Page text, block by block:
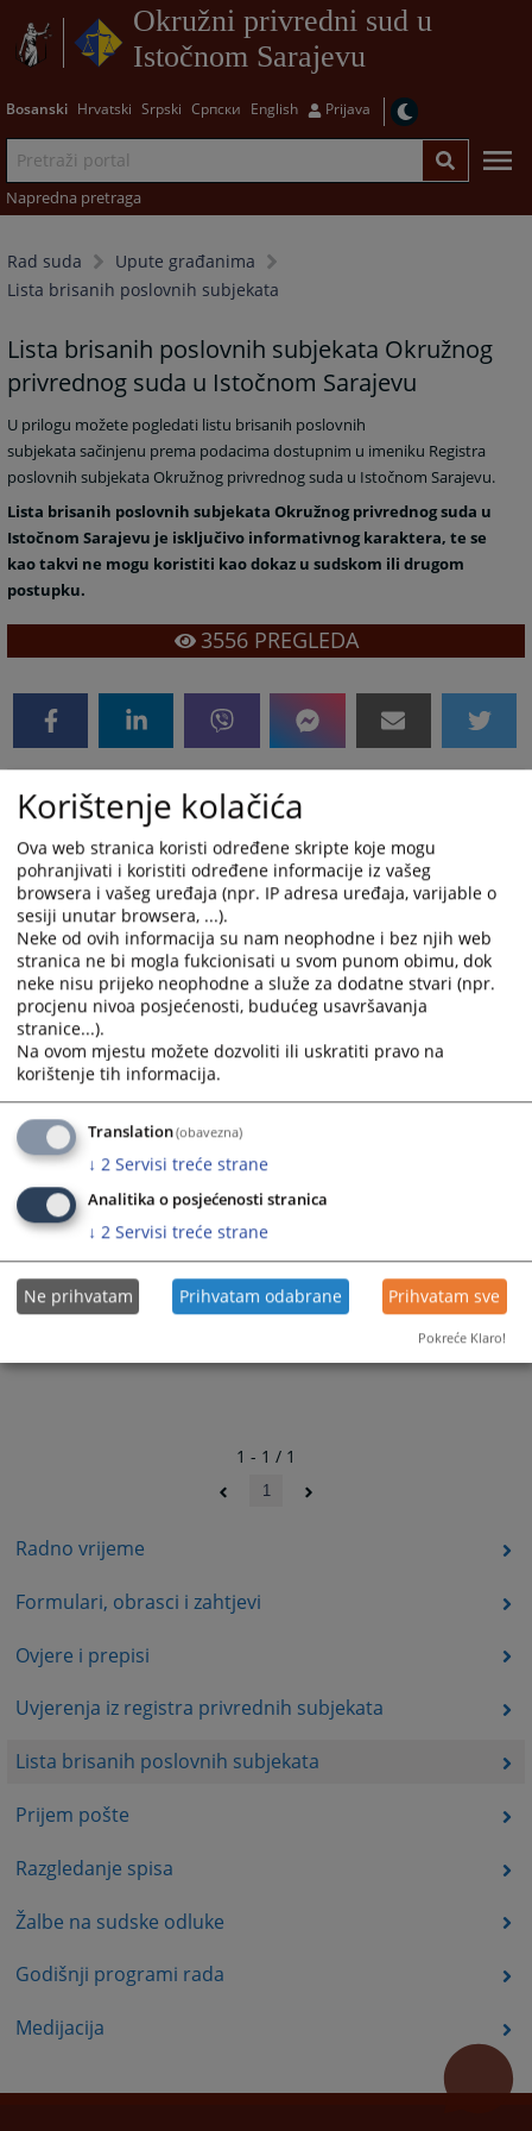
Okružni privredni sud u
Istočnom Sarajevu
Bosanski Hrvatski Srpski Српски English Prijava
Napredna pretraga
Rad suda
Upute građanima
Lista brisanih poslovnih subjekata
Radno vrijeme
Formulari, obrasci i zahtjevi
Ovjere i prepisi
Uvjerenja iz registra privrednih subjekata
Lista brisanih poslovnih subjekata
Prijem pošte
Razgledanje spisa
Žalbe na sudske odluke
Godišnji programi rada
Medijacija
Lista brisanih poslovnih subjekata Okružnog
privrednog suda u Istočnom Sarajevu
U prilogu možete pogledati listu brisanih poslovnih
subjekatasačinjenu prema podacima dostupnim u imeniku Registra
poslovnih subjekata Okružnog privrednog suda u Istočnom Sarajevu.
Lista brisanih poslovnih subjekata Okružnog privrednog suda u
Istočnom Sarajevu je isključivo informativnog karaktera, te se
kao takvi ne mogu koristiti kao dokaz u sudskom ili drugom
postupku.
3556PREGLEDA
Prateći dokumenti
Lista brisanih poslovnih subjekata Okružnog
privrednog suda u Istočnom Sarajevu
1 - 1 / 1
1
Korištenje kolačića
Ova web stranica koristi određene skripte koje mogu
pohranjivati i koristiti određene informacije iz vašeg
browsera i vašeg uređaja (npr. IP adresa uređaja, varijable o
sesiji unutar browsera, ...).
Neke od ovih informacija su nam neophodne i bez njih web
stranica ne bi mogla fukcionisati u svom punom obimu, dok
neke nisu prijeko neophodne a služe za dodatne stvari (npr.
procjenu nivoa posjećenosti, budućeg usavršavanja
stranice...).
Na ovom mjestu možete dozvoliti ili uskratiti pravo na
korištenje tih informacija.
Translation(obavezna)
↓ 2 Servisi treće strane
Analitika o posjećenosti stranica
↓ 2 Servisi treće strane
Ne prihvatam Prihvatam odabrane Prihvatam sve
Pokreće Klaro!